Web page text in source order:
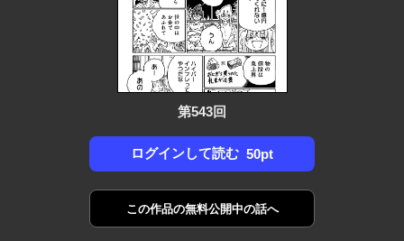
第543回
ログインして読む 50pt
この作品の無料公開中の話へ